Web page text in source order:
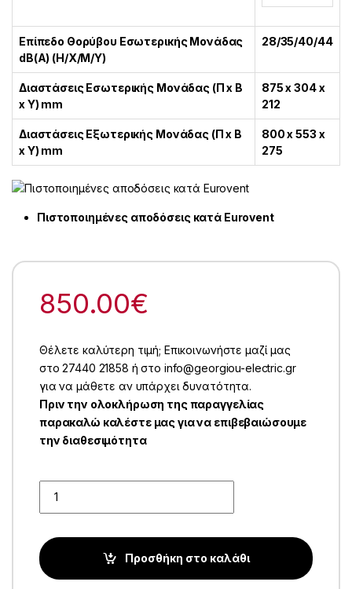
Επίπεδο Θορύβου Εσωτερικής Μονάδας
dB(A) (Η/Χ/Μ/Υ)
28/35/40/44
Διαστάσεις Εσωτερικής Μονάδας (Π x Β
x Υ) mm
875 x 304 x
212
Διαστάσεις Εξωτερικής Μονάδας (Π x Β
x Υ) mm
800 x 553 x
275
Πιστοποιημένες αποδόσεις κατά Eurovent
850.00€
Θέλετε καλύτερη τιμή; Επικοινωνήστε μαζί μας
στο 27440 21858 ή στο info@georgiou-electric.gr
για να μάθετε αν υπάρχει δυνατότητα.
Πριν την ολοκλήρωση της παραγγελίας
παρακαλώ καλέστε μας για να επιβεβαιώσουμε
την διαθεσιμότητα
Προσθήκη στο καλάθι